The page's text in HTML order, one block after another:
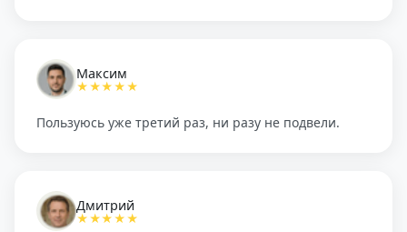
Максим
★★★★★
Пользуюсь уже третий раз, ни разу не подвели.
Дмитрий
★★★★★